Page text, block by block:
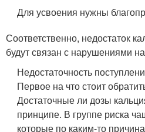
Для усвоения нужны
Соответственно, недостаток
будут связан с нарушениями
Недостаточность
Первое на что стоит
Достаточные ли дозы
принципе. В группе риска
которые по каким-то